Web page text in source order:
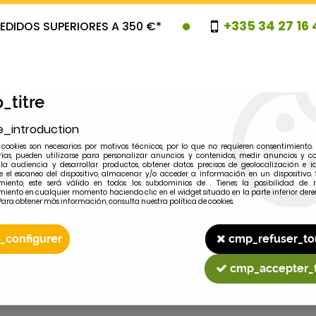
SUPERIORES A 350 €* +335 34 27 16
PROMOCIONES
MODELO
son necesarias por motivos técnicos, por lo que no requieren consentimiento.
pueden utilizarse para personalizar anuncios y contenidos, medir anuncios y
audiencia y desarrollar productos, obtener datos precisos de geolocalización e
el escaneo del dispositivo, almacenar y/o acceder a información en un dispositivo.
este será válido en todos los subdominios de . Tienes la posibilidad de
en cualquier momento haciendo clic en el widget situado en la parte inferior
obtener más información, consulta nuestra política de cookies.